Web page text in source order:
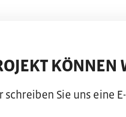
schreiben Sie uns eine